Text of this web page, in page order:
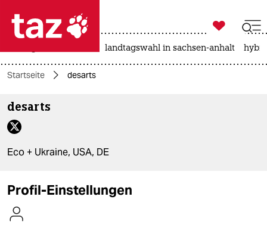
 taz zahl ich
themen
politik
gesellschaft
kultur

taz zahl ich
landtagswahl in sachsen-anhalt
Startseite desarts
desarts
Eco + Ukraine, USA, DE
Profil-Einstellungen